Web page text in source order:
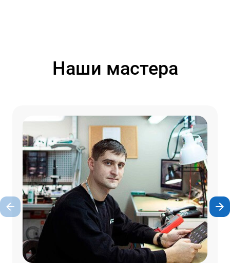
Наши мастера